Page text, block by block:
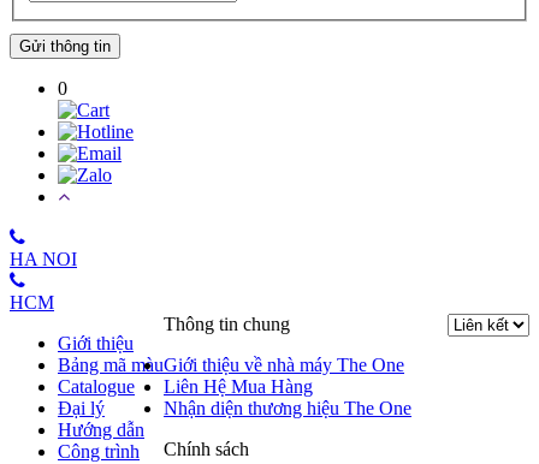
Gửi thông tin
0
HA NOI
HCM
Giới thiệu
Bảng mã màu
Catalogue
Đại lý
Hướng dẫn
Công trình
Thông tin chung
Giới thiệu về nhà máy The One
Liên Hệ Mua Hàng
Nhận diện thương hiệu The One
Chính sách